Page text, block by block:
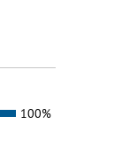
100%